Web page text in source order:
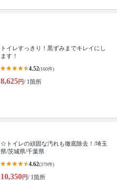
トイレすっきり！黒ずみまでキレイにし
ます！
4.52(160件)
8,625円/ 1箇所
☆トイレの頑固な汚れも徹底除去！/埼玉
県/茨城県/千葉県
4.62(379件)
10,350円/ 1箇所